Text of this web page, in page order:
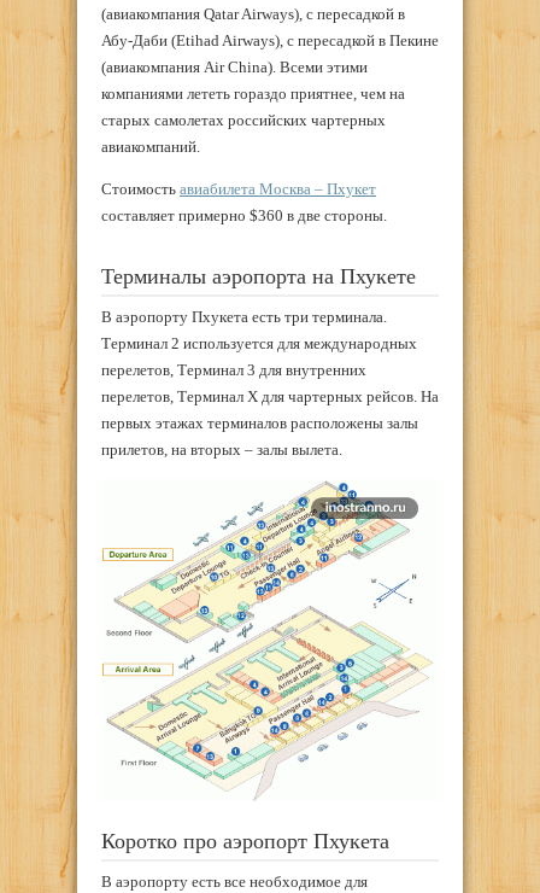
(авиакомпания Qatar Airways), с пересадкой в
Абу-Даби (Etihad Airways), с пересадкой в Пекине
(авиакомпания Air China). Всеми этими
компаниями лететь гораздо приятнее, чем на
старых самолетах российских чартерных
авиакомпаний.
Стоимость авиабилета Москва – Пхукет
составляет примерно $360 в две стороны.
Терминалы аэропорта на Пхукете
В аэропорту Пхукета есть три терминала.
Терминал 2 используется для международных
перелетов, Терминал 3 для внутренних
перелетов, Терминал X для чартерных рейсов. На
первых этажах терминалов расположены залы
прилетов, на вторых – залы вылета.
Коротко про аэропорт Пхукета
В аэропорту есть все необходимое для